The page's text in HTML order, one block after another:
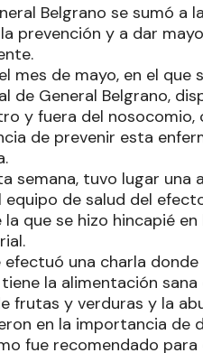
Belgrano se sumó
prevención y a dar
mes de mayo, en el
de General Belgrano,
y fuera del
de prevenir esta
semana, tuvo lugar
equipo de salud del
la que se hizo hincapié
efectuó una charla
la alimentación
frutas y verduras y la
en la importancia de
fue recomendado